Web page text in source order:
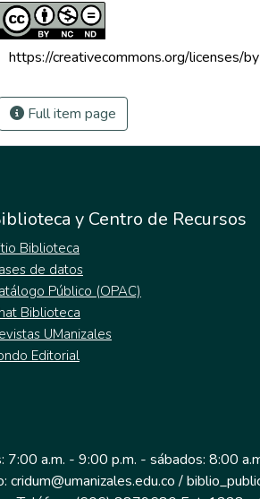
https://creativecommons.org/licenses/
Full item page
y Centro de Recursos
Biblioteca
de datos
Público (OPAC)
Biblioteca
UManizales
Editorial
7:00 a.m. - 9:00 p.m. - sábados: 8:00
cridum@umanizales.edu.co /